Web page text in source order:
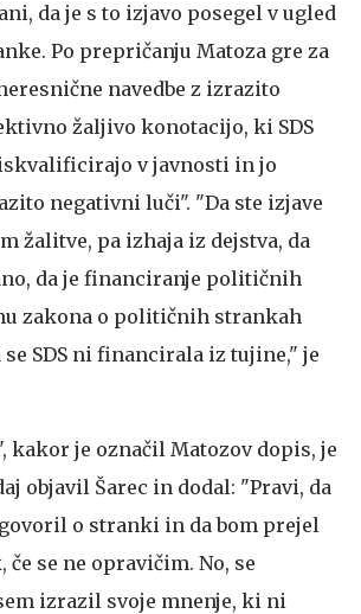
da je s to izjavo posegel v ugled
Po prepričanju Matoza gre za
navedbe z izrazito
žaljivo konotacijo, ki SDS
v javnosti in jo
negativni luči". "Da ste izjave
žalitve, pa izhaja iz dejstva, da
da je financiranje političnih
zakona o političnih strankah
SDS ni financirala iz tujine," je
kakor je označil Matozov dopis, je
objavil Šarec in dodal: "Pravi, da
o stranki in da bom prejel
če se ne opravičim. No, se
izrazil svoje mnenje, ki ni